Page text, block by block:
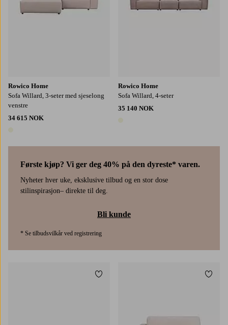
Rowico Home
Sofa Willard, 3-seter med sjeselong
venstre
34 615 NOK
Rowico Home
Sofa Willard, 4-seter
35 140 NOK
Første kjøp? Vi ger deg 40% på den dyreste* varen.
Nyheter hver uke, eksklusive tilbud og en stor dose
stilinspirasjon– direkte til deg.
Bli kunde
* Se tilbudsvilkår ved registrering
Legg til favoritter